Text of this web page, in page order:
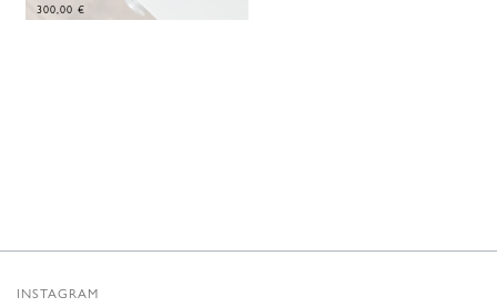
300,00 €
INSTAGRAM